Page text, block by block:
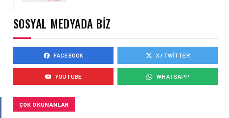
KARGO • 08 TEM 2026
TURHAN ÖZEN SAUDI
COMMERCIAL OFFICER
SOSYAL MEDYADA BIZ
FACEBOOK X / TWITTER
YOUTUBE WHATSAPP
ÇOK OKUNANLAR